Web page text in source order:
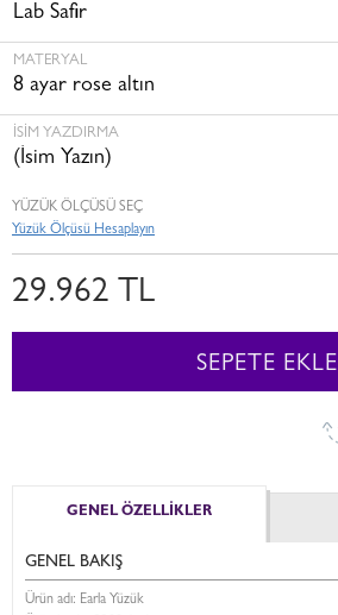
Lab Safir
MATERYAL
8 ayar rose altın
İSİM YAZDIRMA
(İsim Yazın)
YÜZÜK ÖLÇÜSÜ SEÇ
Yüzük Ölçüsü Hesaplayın
29.962 TL
SEPETE EKLE
GENEL ÖZELLİKLER
GENEL BAKIŞ
Ürün adı: Earla Yüzük